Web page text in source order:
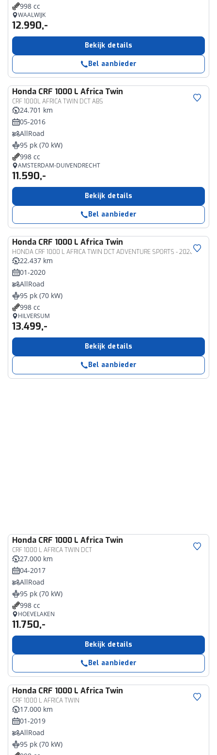
998 cc
WAALWIJK
12.990,-
Bekijk details
Bel aanbieder
Honda CRF 1000 L Africa Twin
CRF 1000L AFRICA TWIN DCT ABS
24.701 km
05-2016
AllRoad
95 pk (70 kW)
998 cc
AMSTERDAM-DUIVENDRECHT
11.590,-
Bekijk details
Bel aanbieder
Honda CRF 1000 L Africa Twin
HONDA CRF 1000 L AFRICA TWIN DCT ADVENTURE SPORTS - 2020
22.437 km
01-2020
AllRoad
95 pk (70 kW)
998 cc
HILVERSUM
13.499,-
Bekijk details
Bel aanbieder
Honda CRF 1000 L Africa Twin
CRF 1000 L AFRICA TWIN DCT
27.000 km
04-2017
AllRoad
95 pk (70 kW)
998 cc
HOEVELAKEN
11.750,-
Bekijk details
Bel aanbieder
Honda CRF 1000 L Africa Twin
CRF 1000 L AFRICA TWIN
17.000 km
01-2019
AllRoad
95 pk (70 kW)